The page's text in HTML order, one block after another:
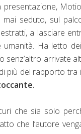
presentazione,
seduto, sul
a lasciare
Ha letto
senz’altro arrivate
più del rapporto
che sia solo
che l’autore